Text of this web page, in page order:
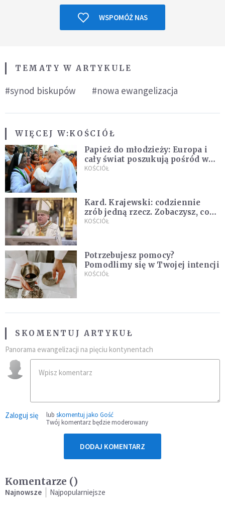
WSPOMÓŻ NAS
TEMATY W ARTYKULE
#synod biskupów #nowa ewangelizacja
WIĘCEJ W:KOŚCIÓŁ
Papież do młodzieży: Europa i
cały świat poszukują pośród was
nowych świętych
KOŚCIÓŁ
Kard. Krajewski: codziennie
zrób jedną rzecz. Zobaczysz, co
stanie się z twoim życiem
KOŚCIÓŁ
Potrzebujesz pomocy?
Pomodlimy się w Twojej intencji
KOŚCIÓŁ
SKOMENTUJ ARTYKUŁ
Panorama ewangelizacji na pięciu kontynentach
Zaloguj się lub skomentuj jako Gość
Twój komentarz będzie moderowany
DODAJ KOMENTARZ
Komentarze ()
Najnowsze Najpopularniejsze